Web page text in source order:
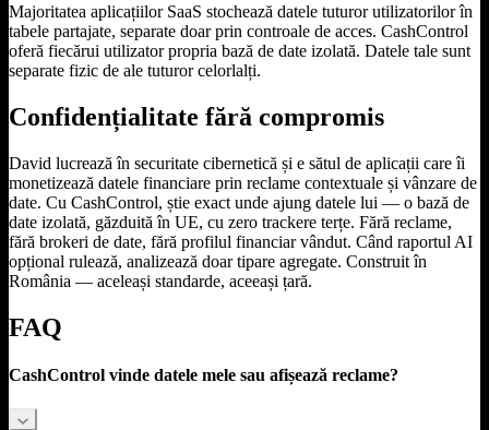
Majoritatea aplicațiilor SaaS stochează datele tuturor utilizatorilor în
tabele partajate, separate doar prin controale de acces. CashControl
oferă fiecărui utilizator propria bază de date izolată. Datele tale sunt
separate fizic de ale tuturor celorlalți.
Confidențialitate fără compromis
David lucrează în securitate cibernetică și e sătul de aplicații care îi
monetizează datele financiare prin reclame contextuale și vânzare de
date. Cu CashControl, știe exact unde ajung datele lui — o bază de
date izolată, găzduită în UE, cu zero trackere terțe. Fără reclame,
fără brokeri de date, fără profilul financiar vândut. Când raportul AI
opțional rulează, analizează doar tipare agregate. Construit în
România — aceleași standarde, aceeași țară.
FAQ
CashControl vinde datele mele sau afișează reclame?